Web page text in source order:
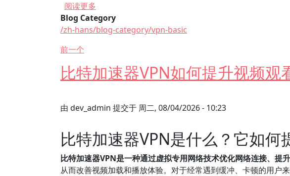
阅读更多
Blog Category
/zh-hans/blog-category/vpn-basic
前一个
比特加速器VPN如何提升视频观
由 dev_admin 提交于 周二, 08/04/2026 - 10:23
比特加速器VPN是什么？它如何
比特加速器VPN是一种通过虚拟专用网络技术优化网络连接、提
从而改善视频加载和播放体验。对于经常遇到缓冲、卡顿的用户